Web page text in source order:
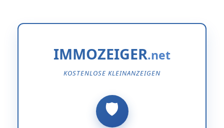
IMMOZEIGER
KOSTENLOSE KLEINANZEIGEN